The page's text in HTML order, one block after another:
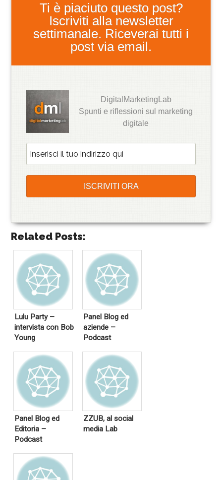
Ti è piaciuto questo post?
Iscriviti alla newsletter
settimanale. Riceverai tutti i
post via email.
DigitalMarketingLab
Spunti e riflessioni sul marketing
digitale
Related Posts:
Lulu Party –
intervista con Bob
Young
Panel Blog ed
aziende –
Podcast
Panel Blog ed
Editoria –
Podcast
ZZUB, al social
media Lab